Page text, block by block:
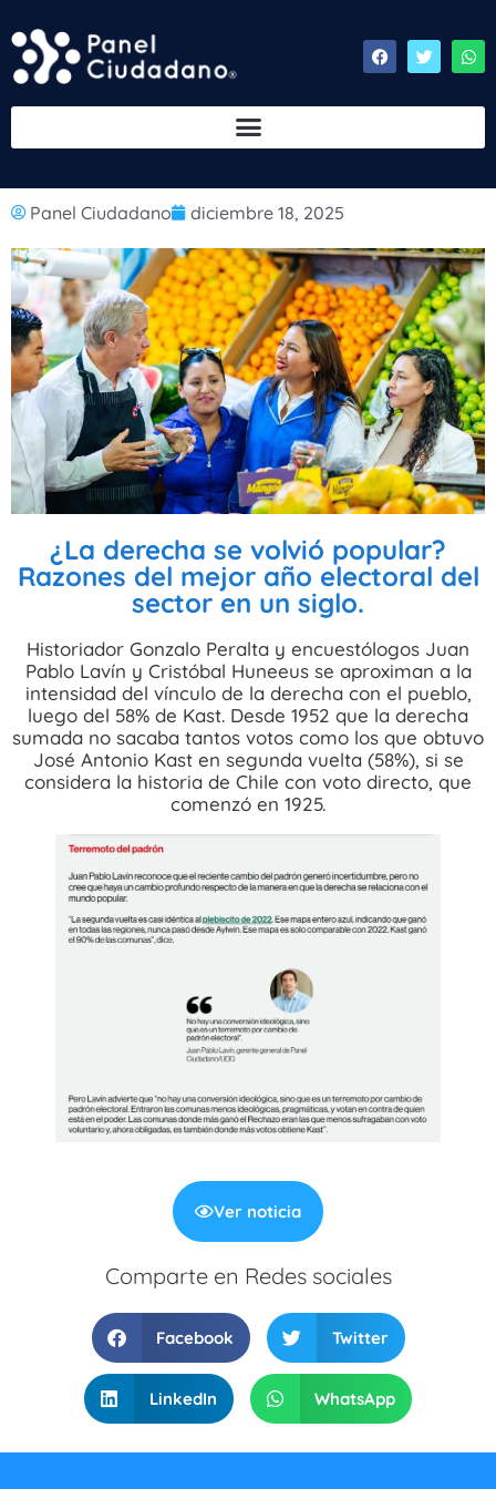
Panel Ciudadano diciembre 18, 2025
¿La derecha se volvió popular?
Razones del mejor año electoral del
sector en un siglo.
Historiador Gonzalo Peralta y encuestólogos Juan
Pablo Lavín y Cristóbal Huneeus se aproximan a la
intensidad del vínculo de la derecha con el pueblo,
luego del 58% de Kast. Desde 1952 que la derecha
sumada no sacaba tantos votos como los que obtuvo
José Antonio Kast en segunda vuelta (58%), si se
considera la historia de Chile con voto directo, que
comenzó en 1925.
Ver noticia
Comparte en Redes sociales
Facebook Twitter
LinkedIn WhatsApp